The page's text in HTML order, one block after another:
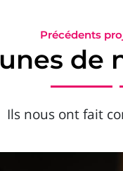
Précédents
de
Ils nous ont fait